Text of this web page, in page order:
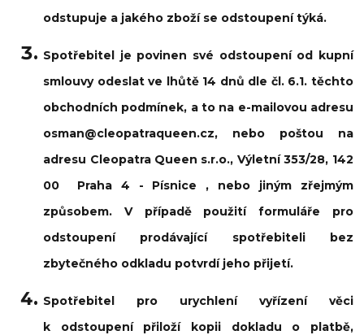
odstupuje a jakého zboží se odstoupení týká.
Spotřebitel je povinen své odstoupení od kupní
smlouvy odeslat ve lhůtě 14 dnů dle čl. 6.1. těchto
obchodních podmínek, a to na e-mailovou adresu
osman@cleopatraqueen.cz, nebo poštou na
adresu Cleopatra Queen s.r.o., Výletní 353/28, 142
00 Praha 4 - Písnice , nebo jiným zřejmým
způsobem. V případě použití formuláře pro
odstoupení prodávající spotřebiteli bez
zbytečného odkladu potvrdí jeho přijetí.
Spotřebitel pro urychlení vyřízení věci
k odstoupení přiloží kopii dokladu o platbě,